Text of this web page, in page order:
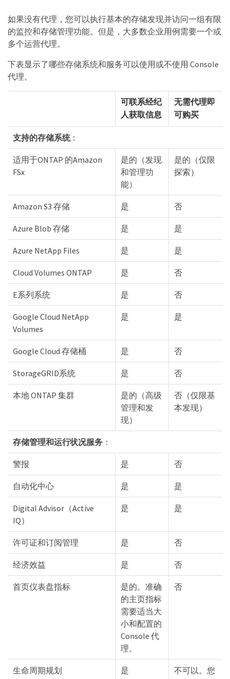
如果没有代理，您可以执行基本的存储发现并访问一组有限
的监控和存储管理功能。但是，大多数企业用例需要一个或
多个运营代理。
下表显示了哪些存储系统和服务可以使用或不使用 Console
代理。
可联系经纪
人获取信息
无需代理即
可购买
支持的存储系统：
适用于ONTAP 的Amazon
FSx
是的（发现
和管理功
能）
是的（仅限
探索）
Amazon S3 存储 是 否
Azure Blob 存储 是 是
Azure NetApp Files 是 是
Cloud Volumes ONTAP 是 否
E系列系统 是 否
Google Cloud NetApp
Volumes
是 是
Google Cloud 存储桶 是 否
StorageGRID系统 是 否
本地 ONTAP 集群
是的（高级
管理和发
现）
否（仅限基
本发现）
存储管理和运行状况服务 ：
警报 是 否
自动化中心 是 是
Digital Advisor（Active
IQ）
是 是
许可证和订阅管理 是 否
经济效益 是 否
首页仪表盘指标
是的。准确
的主页指标
需要适当大
小和配置的
Console 代
理。
否
生命周期规划 是
不可以。您